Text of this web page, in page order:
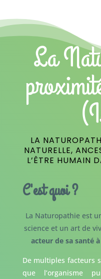
La
LA
NATURELLE,
L’ÊTRE HUMAIN
C'est quoi ?
La Naturopathie est
science et un art de
acteur de sa santé
De multiples facteurs
que l’organisme